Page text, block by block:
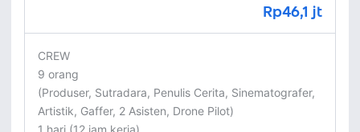
Rp46,1 jt
CREW
9 orang
(Produser, Sutradara, Penulis Cerita, Sinematografer,
Artistik, Gaffer, 2 Asisten, Drone Pilot)
1 hari (12 jam kerja)